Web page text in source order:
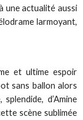
une actualité aussi
larmoyant,
et ultime espoir
sans ballon alors
d’Amine
scène sublimée